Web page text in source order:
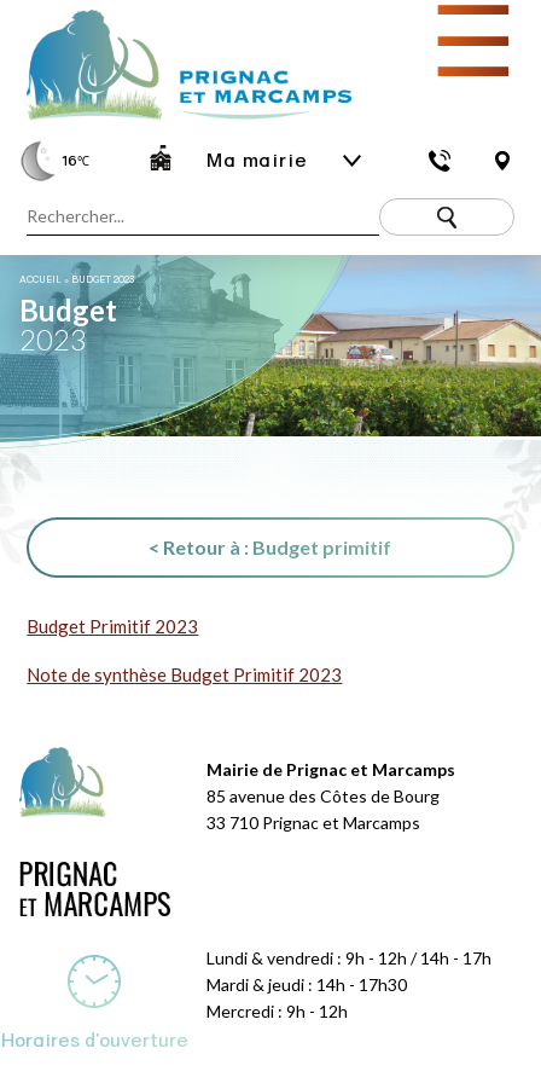
16℃ Ma mairie
☰
ACCUEIL » BUDGET 2023
Budget
2023
< Retour à : Budget primitif
Budget Primitif 2023
Note de synthèse Budget Primitif 2023
Mairie de Prignac et Marcamps
85 avenue des Côtes de Bourg
33 710 Prignac et Marcamps
Horaires d'ouverture
Lundi & vendredi : 9h - 12h / 14h - 17h
Mardi & jeudi : 14h - 17h30
Mercredi : 9h - 12h